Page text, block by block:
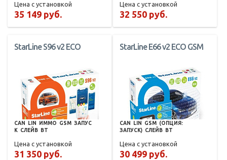
Цена с установкой
35 149 руб.
Цена с установкой
32 550 руб.
StarLine S96 v2 ECO
CAN LIN ИММО GSM ЗАПУС
К СЛЕЙВ BT
Цена с установкой
31 350 руб.
StarLine E66 v2 ECO GSM
CAN LIN GSM (ОПЦИЯ:
ЗАПУСК) СЛЕЙВ BT
Цена с установкой
30 499 руб.